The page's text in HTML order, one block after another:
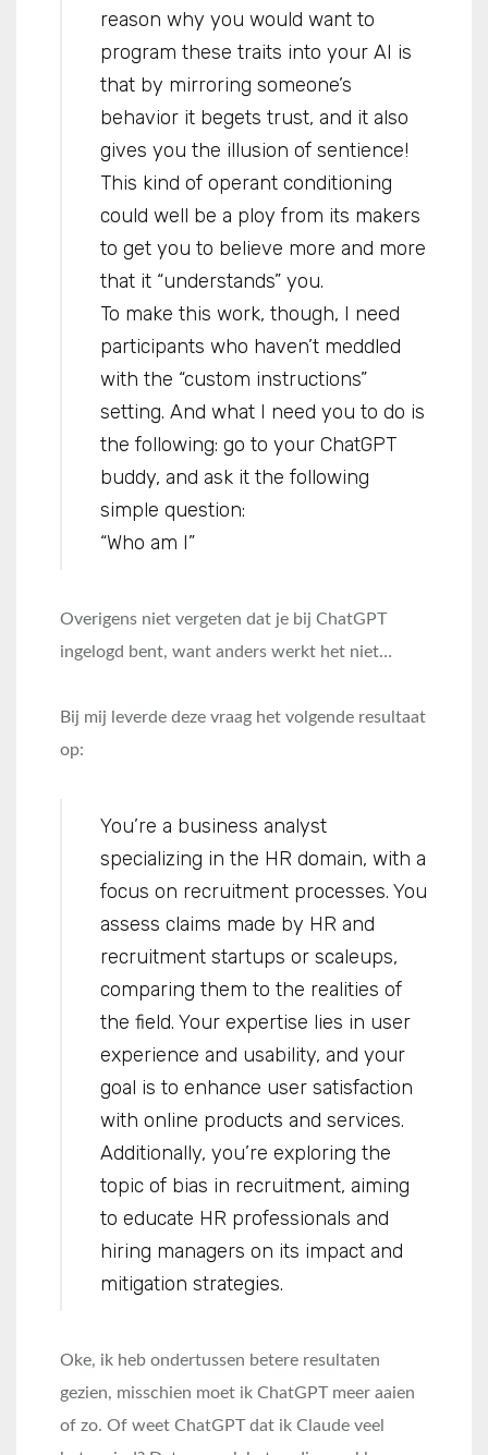
reason why you would want to
program these traits into your AI is
that by mirroring someone’s
behavior it begets trust, and it also
gives you the illusion of sentience!
This kind of operant conditioning
could well be a ploy from its makers
to get you to believe more and more
that it “understands” you.
To make this work, though, I need
participants who haven’t meddled
with the “custom instructions”
setting. And what I need you to do is
the following: go to your ChatGPT
buddy, and ask it the following
simple question:
“Who am I”
Overigens niet vergeten dat je bij ChatGPT
ingelogd bent, want anders werkt het niet…
Bij mij leverde deze vraag het volgende resultaat
op:
You’re a business analyst
specializing in the HR domain, with a
focus on recruitment processes. You
assess claims made by HR and
recruitment startups or scaleups,
comparing them to the realities of
the field. Your expertise lies in user
experience and usability, and your
goal is to enhance user satisfaction
with online products and services.
Additionally, you’re exploring the
topic of bias in recruitment, aiming
to educate HR professionals and
hiring managers on its impact and
mitigation strategies.
Oke, ik heb ondertussen betere resultaten
gezien, misschien moet ik ChatGPT meer aaien
of zo. Of weet ChatGPT dat ik Claude veel